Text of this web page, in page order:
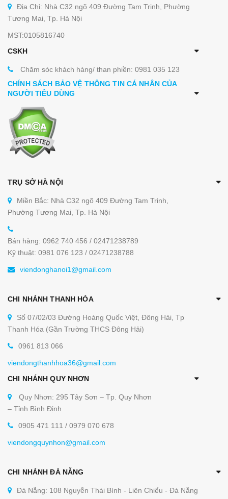
Địa Chỉ: Nhà C32 ngõ 409 Đường Tam Trinh, Phường
Tương Mai, Tp. Hà Nội
MST:0105816740
CSKH
Chăm sóc khách hàng/ than phiền: 0981 035 123
CHÍNH SÁCH BẢO VỆ THÔNG TIN CÁ NHÂN CỦA
NGƯỜI TIÊU DÙNG
TRỤ SỞ HÀ NỘI
Miền Bắc: Nhà C32 ngõ 409 Đường Tam Trinh,
Phường Tương Mai, Tp. Hà Nội
Bán hàng: 0962 740 456 / 02471238789
Kỹ thuật: 0981 076 123 / 02471238788
viendonghanoi1@gmail.com
CHI NHÁNH THANH HÓA
Số 07/02/03 Đường Hoàng Quốc Việt, Đông Hải, Tp
Thanh Hóa (Gần Trường THCS Đông Hải)
0961 813 066
viendongthanhhoa36@gmail.com
CHI NHÁNH QUY NHƠN
Quy Nhơn: 295 Tây Sơn – Tp. Quy Nhơn
– Tỉnh Bình Định
0905 471 111 / 0979 070 678
viendongquynhon@gmail.com
CHI NHÁNH ĐÀ NẴNG
Đà Nẵng: 108 Nguyễn Thái Bình - Liên Chiểu - Đà Nẵng